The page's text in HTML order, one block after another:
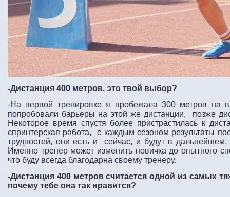
-Дистанция 400 метров, это твой выбор?
-На первой тренировке я пробежала 300 метров на
попробовали барьеры на этой же дистанции, позже
Некоторое время спустя более пристрастилась к
спринтерская работа, с каждым сезоном результаты
трудностей, они есть и сейчас, и будут в
Именно тренер может изменить новичка до опытного
что буду всегда благодарна своему тренеру.
-Дистанция 400 метров считается одной из самых
почему тебе она так нравится?